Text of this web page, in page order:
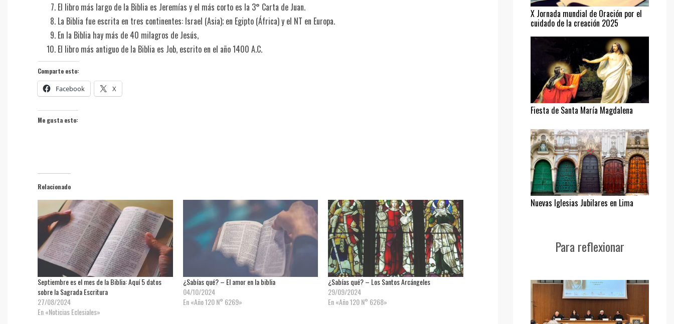
El libro más largo de la Biblia es Jeremías y el más corto es la 3° Carta de Juan.
La Biblia fue escrita en tres continentes: Israel (Asia); en Egipto (África) y el NT en Europa.
En la Biblia hay más de 40 milagros de Jesús,
El libro más antiguo de la Biblia es Job, escrito en el año 1400 A.C.
Comparte esto:
Facebook X
Me gusta esto:
Relacionado
Septiembre es el mes de la Biblia: Aquí 5 datos
sobre la Sagrada Escritura
27/08/2024
En «Noticias Eclesiales»
¿Sabías qué? – El amor en la biblia
04/10/2024
En «Año 120 N° 6269»
¿Sabías qué? – Los Santos Arcángeles
29/09/2024
En «Año 120 N° 6268»
X Jornada mundial de Oración por el
cuidado de la creación 2025
Fiesta de Santa María Magdalena
Nuevas Iglesias Jubilares en Lima
Para reflexionar